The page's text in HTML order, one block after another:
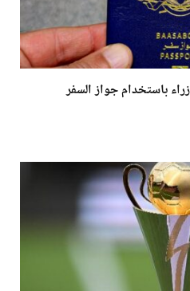
باستخدام جواز السفر